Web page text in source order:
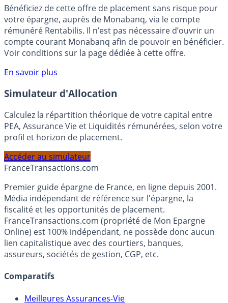
🎁 Bon plan épargne : 3% pendant 6 mois
Bénéficiez de cette offre de placement sans risque pour
votre épargne, auprès de Monabanq, via le compte
rémunéré Rentabilis. Il n’est pas nécessaire d’ouvrir un
Voir conditions sur la page dédiée à cette offre.
En savoir plus
Simulateur d'Allocation
Calculez la répartition théorique de votre capital entre
profil et horizon de placement.
FranceTransactions.com
Premier guide épargne de France, en ligne depuis 2001.
Média indépendant de référence sur l'épargne, la
fiscalité et les opportunités de placement.
FranceTransactions.com (propriété de Mon Epargne
Online) est 100% indépendant, ne possède donc aucun
assureurs, sociétés de gestion, CGP, etc.
Comparatifs